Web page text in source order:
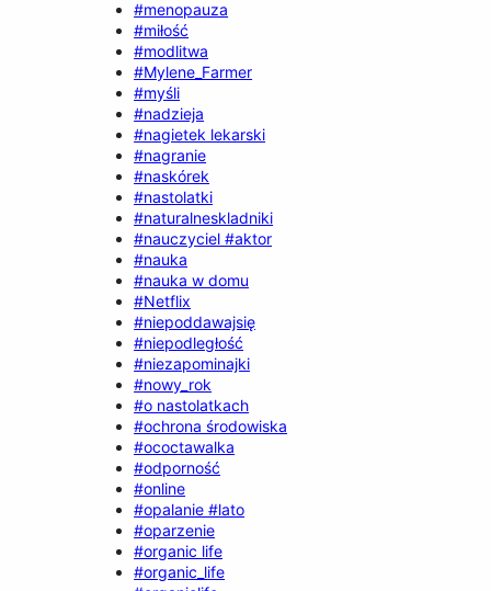
#menopauza
#miłość
#modlitwa
#Mylene_Farmer
#myśli
#nadzieja
#nagietek lekarski
#nagranie
#naskórek
#nastolatki
#naturalneskladniki
#nauczyciel #aktor
#nauka
#nauka w domu
#Netflix
#niepoddawajsię
#niepodległość
#niezapominajki
#nowy_rok
#o nastolatkach
#ochrona środowiska
#ococtawalka
#odporność
#online
#opalanie #lato
#oparzenie
#organic life
#organic_life